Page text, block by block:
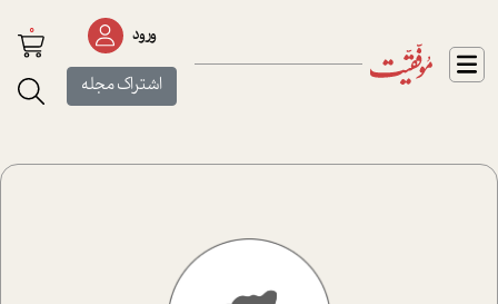
ورود
اشتراک مجله
0